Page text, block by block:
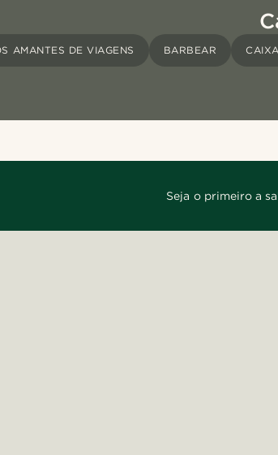
AMANTES DE VIAGENS BARBEAR
Seja o primeiro a